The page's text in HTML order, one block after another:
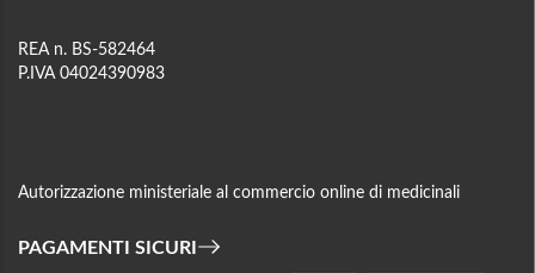
REA n. BS-582464
P.IVA 04024390983
Autorizzazione ministeriale al commercio online di medicinali
PAGAMENTI SICURI